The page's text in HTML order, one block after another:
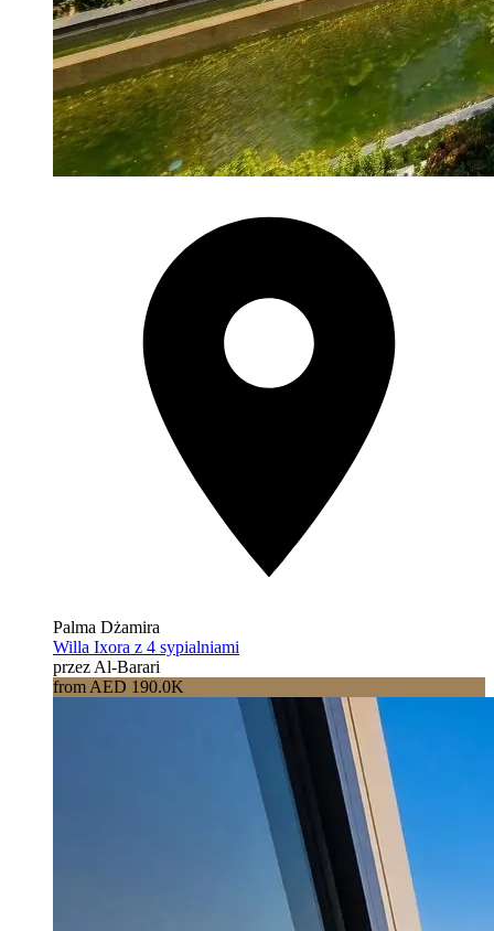
Palma Dżamira
Willa Ixora z 4 sypialniami
przez Al-Barari
from AED 190.0K